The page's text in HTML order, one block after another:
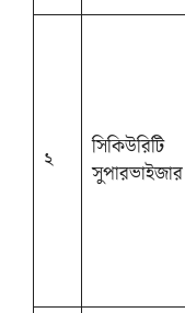
২
সিকিউরিটি
সুপারভাইজার